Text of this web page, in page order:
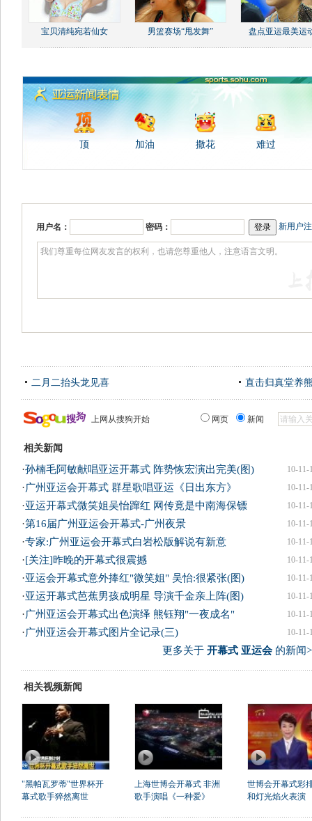
宝贝清纯宛若仙女 男篮赛场“甩发舞” 盘点亚运最美运
顶 加油 撒花 难过
用户名： 密码： 新用户
二月二抬头龙见喜 直击归真堂养
上网从搜狗开始 网页 新闻
相关新闻
10-11-
·孙楠毛阿敏献唱亚运开幕式 阵势恢宏演出完美(图)
10-11-
·广州亚运会开幕式 群星歌唱亚运《日出东方》
10-11-
·亚运开幕式微笑姐吴怡蹿红 网传竟是中南海保镖
10-11-
·第16届广州亚运会开幕式-广州夜景
10-11-
·专家:广州亚运会开幕式白岩松版解说有新意
10-11-
·[关注]昨晚的开幕式很震撼
10-11-
·亚运会开幕式意外捧红"微笑姐" 吴怡:很紧张(图)
10-11-
·亚运开幕式芭蕉男孩成明星 导演千金亲上阵(图)
10-11-
·广州亚运会开幕式出色演绎 熊钰翔"一夜成名"
10-11-
·广州亚运会开幕式图片全记录(三)
更多关于 开幕式 亚运会的新闻
相关视频新闻
"黑帕瓦罗蒂"世界杯开
幕式歌手猝然离世
上海世博会开幕式 非洲
歌手演唱《一种爱》
世博会开幕式彩
和灯光焰火表演